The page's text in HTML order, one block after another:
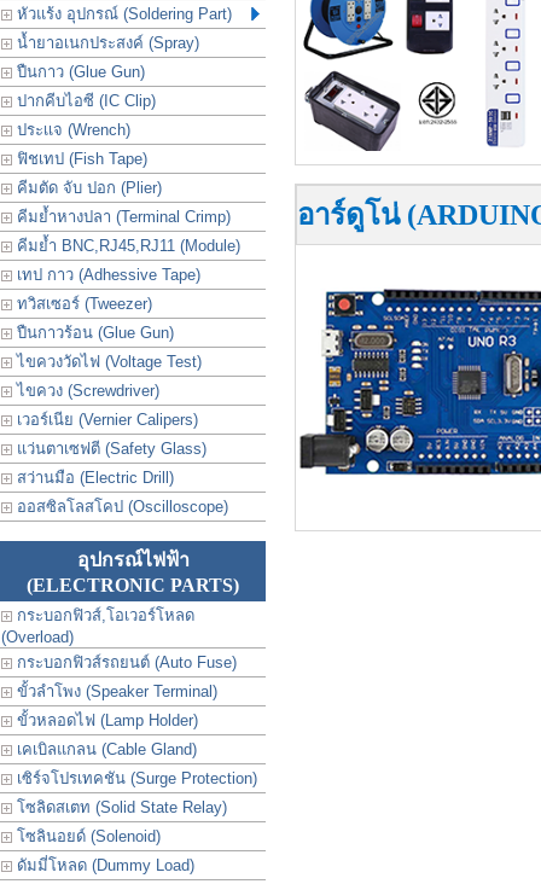
หัวแร้ง อุปกรณ์ (Soldering Part)
น้ำยาอเนกประสงค์ (Spray)
ปืนกาว (Glue Gun)
ปากคีบไอซี (IC Clip)
ประเเจ (Wrench)
ฟิชเทป (Fish Tape)
คีมตัด จับ ปอก (Plier)
คีมย้ำหางปลา (Terminal Crimp)
คีมย้ำ BNC,RJ45,RJ11 (Module)
เทป กาว (Adhessive Tape)
ทวิสเซอร์ (Tweezer)
ปืนกาวร้อน (Glue Gun)
ไขควงวัดไฟ (Voltage Test)
ไขควง (Screwdriver)
เวอร์เนีย (Vernier Calipers)
แว่นตาเซฟตี (Safety Glass)
สว่านมือ (Electric Drill)
ออสซิลโลสโคป (Oscilloscope)
อุปกรณ์ไฟฟ้า
(ELECTRONIC PARTS)
กระบอกฟิวส์,โอเวอร์โหลด
(Overload)
กระบอกฟิวส์รถยนต์ (Auto Fuse)
ขั้วลำโพง (Speaker Terminal)
ขั้วหลอดไฟ (Lamp Holder)
เคเบิลแกลน (Cable Gland)
เซิร์จโปรเทคชัน (Surge Protection)
โซลิดสเตท (Solid State Relay)
โซลินอยด์ (Solenoid)
ดัมมี่โหลด (Dummy Load)
อาร์ดูโน่